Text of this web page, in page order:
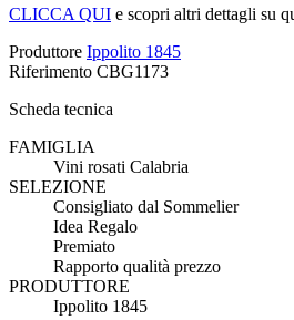
CLICCA QUI e scopri altri dettagli su
Produttore Ippolito 1845
Riferimento CBG1173
Scheda tecnica
FAMIGLIA
Vini rosati Calabria
SELEZIONE
Consigliato dal Sommelier
Idea Regalo
Premiato
Rapporto qualità prezzo
PRODUTTORE
Ippolito 1845